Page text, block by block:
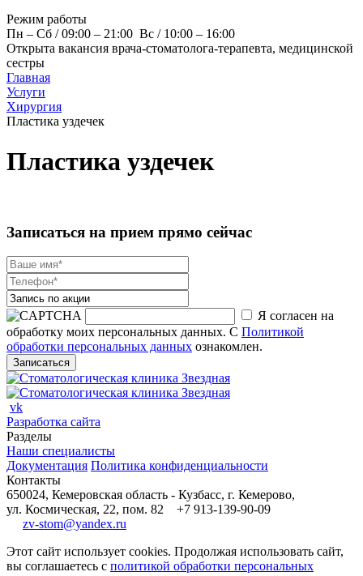
Режим работы
Пн – Cб / 09:00 – 21:00 Вс / 10:00 – 16:00
Открыта вакансия врача-стоматолога-терапевта, медицинской
сестры
Главная
Услуги
Хирургия
Пластика уздечек
Пластика уздечек
Записаться на прием прямо сейчас
Я согласен на
обработку моих персональных данных. С Политикой
обработки персональных данных ознакомлен.
vk
Разработка сайта
Разделы
Наши специалисты
Документация Политика конфиденциальности
Контакты
650024, Кемеровская область - Кузбасс, г. Кемерово,
ул. Космическая, 22, пом. 82
+7 913-139-90-09
zv-stom@yandex.ru
Этот сайт использует cookies. Продолжая использовать сайт,
вы соглашаетесь с политикой обработки персональных